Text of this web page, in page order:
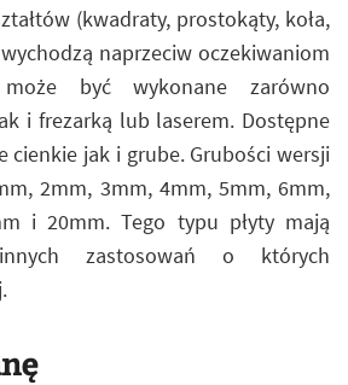
(kwadraty, prostokąty, koła,
naprzeciw oczekiwaniom
być wykonane zarówno
i frezarką lub laserem. Dostępne
cienkie jak i grube. Grubości wersji
2mm, 3mm, 4mm, 5mm, 6mm,
i 20mm. Tego typu płyty mają
zastosowań o których